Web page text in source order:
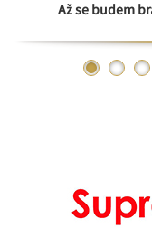
Až se budem